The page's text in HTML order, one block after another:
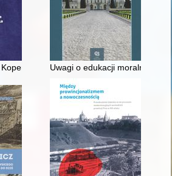
Kopernika z rodu ŚlązakaUwagi o edukacji moralnej